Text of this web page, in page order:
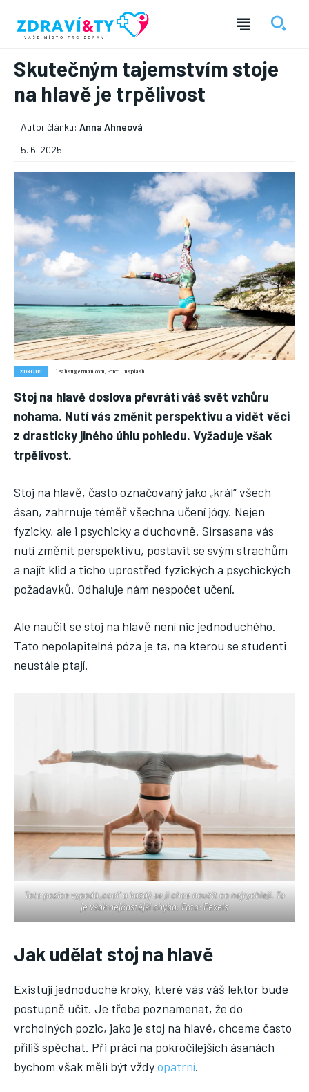
― REKLAMA ―
Nic není tak důležité, jako vaše zdraví.
Náš web nabízí komplexní informace a rady pro zdravý životní
styl, zahrnující nejnovější poznatky o různých onemocněních,
přínosné zdravotní praktiky, techniky jógy a rady pro
vyváženou stravu.
ZDRAVÍ
DĚTI
ONEMOCNĚNÍ
STRAVA
FITNESS
HUBNUTÍ
JÓGA
Skutečným tajemstvím stoje
na hlavě je trpělivost
Autor článku: Anna Ahneová
5. 6. 2025
ZDROJE: leahsugerman.com, Foto: Unsplash
Stoj na hlavě doslova převrátí váš svět vzhůru
nohama. Nutí vás změnit perspektivu a vidět věci
z drasticky jiného úhlu pohledu. Vyžaduje však
trpělivost.
Stoj na hlavě, často označovaný jako „král“ všech
ásan, zahrnuje téměř všechna učení jógy. Nejen
fyzicky, ale i psychicky a duchovně. Sirsasana vás
nutí změnit perspektivu, postavit se svým strachům
a najít klid a ticho uprostřed fyzických a psychických
požadavků. Odhaluje nám nespočet učení.
Ale naučit se stoj na hlavě není nic jednoduchého.
Tato nepolapitelná póza je ta, na kterou se studenti
neustále ptají.
Tato pozice vypadá „cool“ a každý se ji chce naučit co nejrychleji. To
je však nejčastější chyba. Foto: Pexels
Jak udělat stoj na hlavě
Existují jednoduché kroky, které vás váš lektor bude
postupně učit. Je třeba poznamenat, že do
vrcholných pozic, jako je stoj na hlavě, chceme často
příliš spěchat. Při práci na pokročilejších ásanách
bychom však měli být vždyopatrní.